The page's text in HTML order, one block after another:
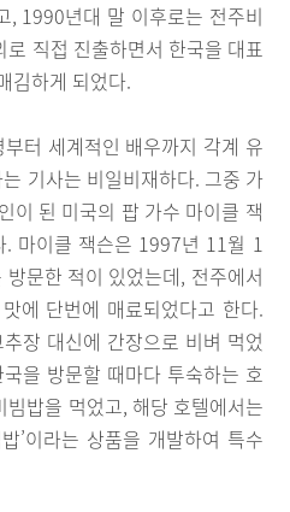
, 1990년대 말 이후로는 전주비
직접 진출하면서 한국을 대표
김하게 되었다.
터 세계적인 배우까지 각계 유
기사는 비일비재하다. 그중 가
이 된 미국의 팝 가수 마이클 잭
. 마이클 잭슨은 1997년 11월 1
문한 적이 있었는데, 전주에서
에 단번에 매료되었다고 한다.
장 대신에 간장으로 비벼 먹었
을 방문할 때마다 투숙하는 호
밥을 먹었고, 해당 호텔에서는
’이라는 상품을 개발하여 특수